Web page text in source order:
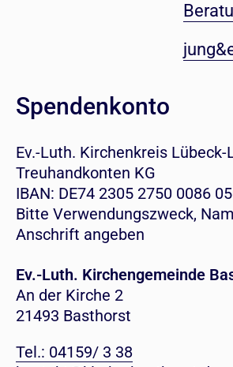
Spendenkonto
Ev.-Luth. Kirchenkreis Lübeck-
Treuhandkonten KG
IBAN: DE74 2305 2750 0086
Bitte Verwendungszweck,
Anschrift angeben
Ev.-Luth. Kirchengemeinde
An der Kirche 2
21493 Basthorst
Tel.: 04159/ 3 38